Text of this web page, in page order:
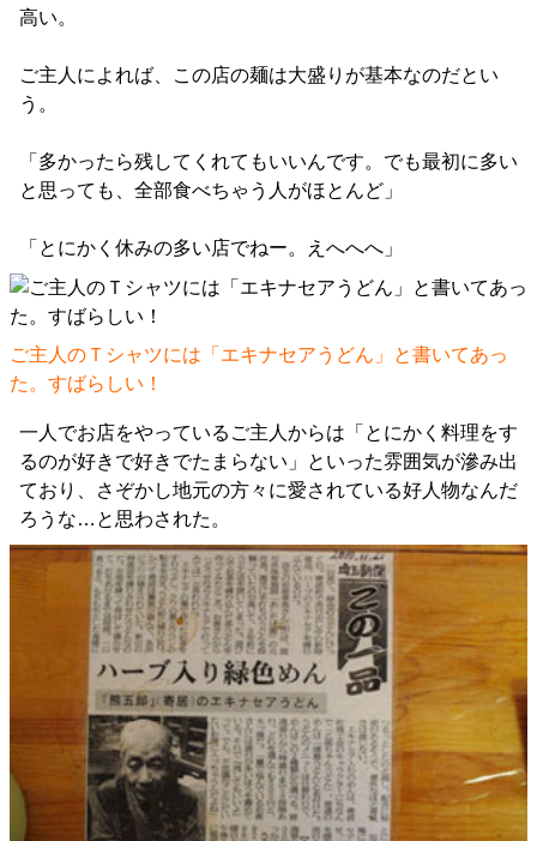
高い。
ご主人によれば、この店の麺は大盛りが基本なのだとい
う。
「多かったら残してくれてもいいんです。でも最初に多い
と思っても、全部食べちゃう人がほとんど」
「とにかく休みの多い店でねー。えへへへ」
ご主人のＴシャツには「エキナセアうどん」と書いてあっ
た。すばらしい！
一人でお店をやっているご主人からは「とにかく料理をす
るのが好きで好きでたまらない」といった雰囲気が滲み出
ており、さぞかし地元の方々に愛されている好人物なんだ
ろうな…と思わされた。